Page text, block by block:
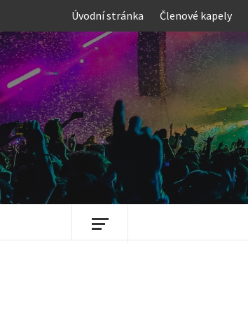
content
Úvodní stránka Členové kapely